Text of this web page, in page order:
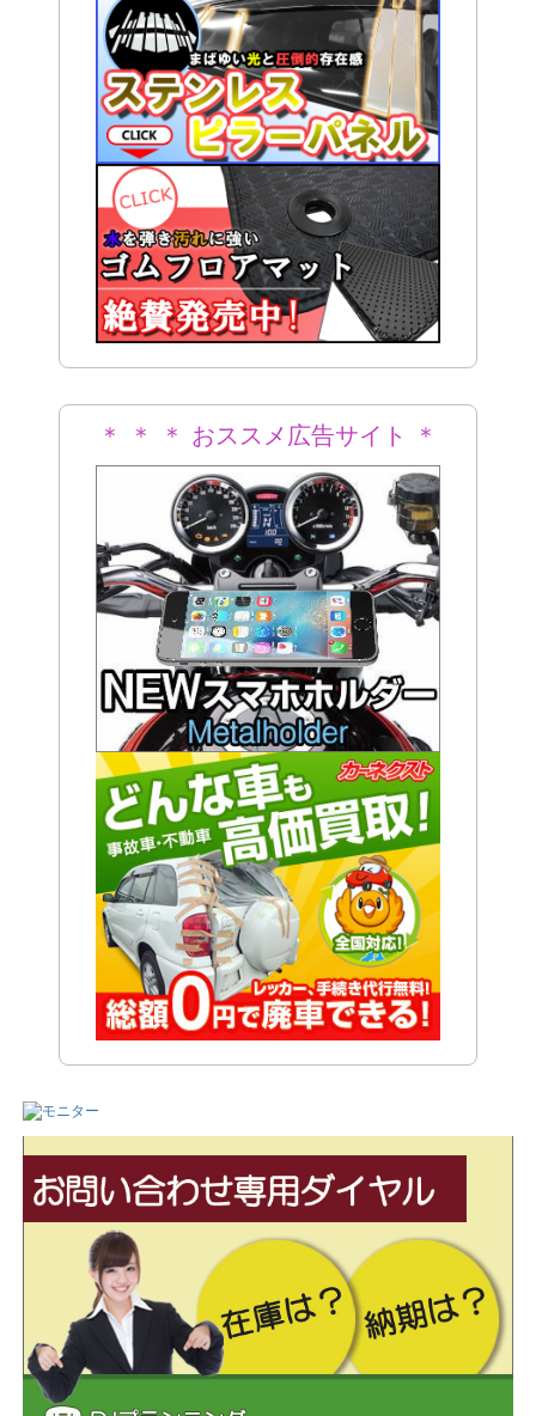
＊ ＊ ＊ おススメ広告サイト ＊
＊ ＊